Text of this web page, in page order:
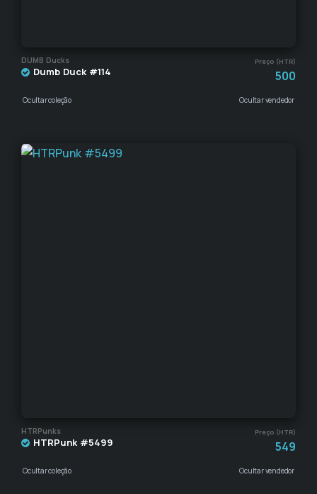
DUMB Ducks Preço (HTR)
Dumb Duck #114 500
Ocultar coleção Ocultar vendedor
HTRPunks Preço (HTR)
HTRPunk #5499 549
Ocultar coleção Ocultar vendedor